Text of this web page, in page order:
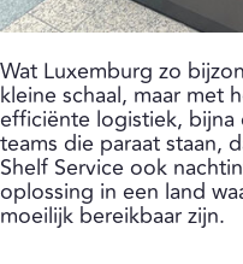
Wat Luxemburg zo
kleine schaal, maar met
efficiënte logistiek,
teams die paraat staan,
Shelf Service ook
oplossing in een land
moeilijk bereikbaar zijn.